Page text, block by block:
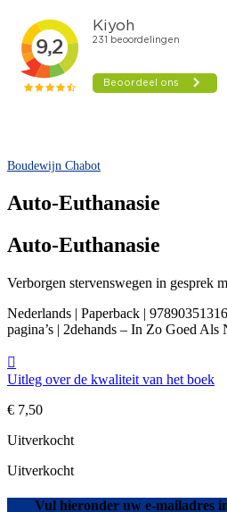
Boudewijn Chabot
Auto-Euthanasie
Auto-Euthanasie
Verborgen stervenswegen in gesprek
Nederlands | Paperback |
pagina’s | 2dehands – In Zo Goed Als
Uitleg over de kwaliteit van het boek
€ 7,50
Uitverkocht
Uitverkocht
Vul hieronder uw e-mailadres